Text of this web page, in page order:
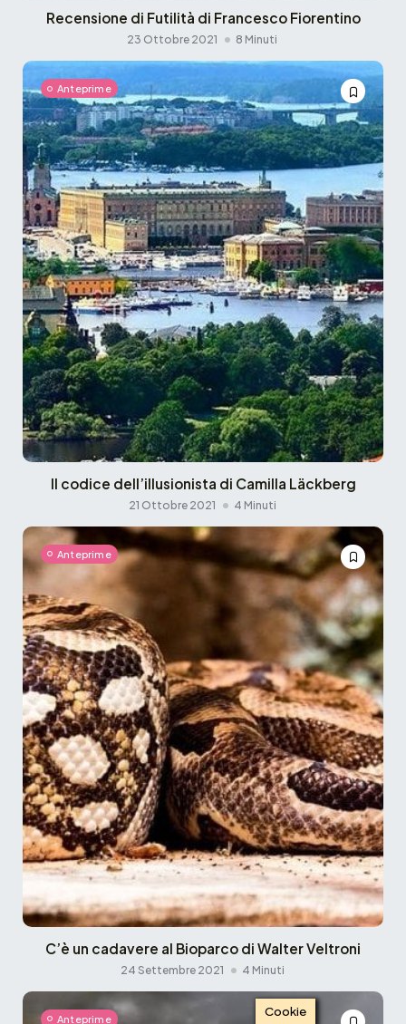
Recensione di Futilità di Francesco Fiorentino
23 Ottobre 2021 8 Minuti
Anteprime
Il codice dell’illusionista di Camilla Läckberg
21 Ottobre 2021 4 Minuti
Anteprime
C’è un cadavere al Bioparco di Walter Veltroni
24 Settembre 2021 4 Minuti
Anteprime
Cookie